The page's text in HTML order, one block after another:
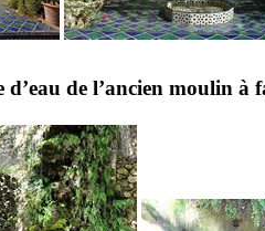
d’eau de l’ancien moulin à